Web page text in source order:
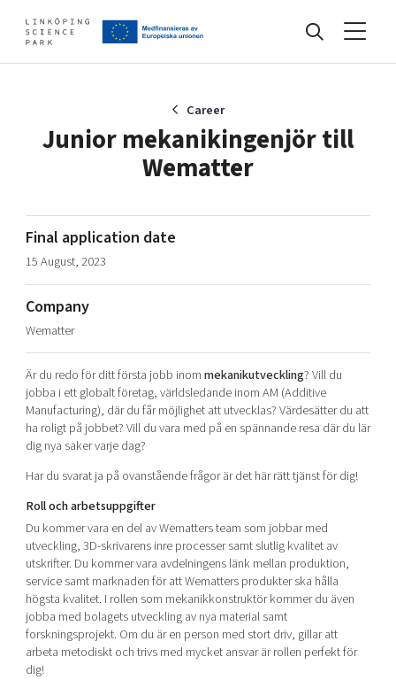
Find your network
Artificial intelligence
Cybersecurity
Internet of Things
Manufacturing industries
Global talent
Visual technologies
Shaping cities and regions
Bright East
East Sweden Tech Women
Reversed mentorship
Current offers and activities
Develop your company
Upgrade your skills & master new ones
Tech startups
Upscaling
Talent & skills
Startup & industry collaboration
Offers to boost your business
Funding opportunities
About
Our story, mission & vision
Our community of companies
Projects
Our clusters
Reach out to us
Locations
40 years anniversary
Today's lunch in Mjärdevi
Career
Junior mekanikingenjör till
Wematter
Final application date
15 August, 2023
Company
Wematter
Är du redo för ditt första jobb inommekanikutveckling? Vill du
jobba i ett globalt företag, världsledande inom AM (Additive
Manufacturing), där du får möjlighet att utvecklas? Värdesätter du att
ha roligt på jobbet? Vill du vara med på en spännande resa där du lär
dig nya saker varje dag?
Har du svarat ja på ovanstående frågor är det här rätt tjänst för dig!
Roll och arbetsuppgifter
Du kommer vara en del av Wematters team som jobbar med
utveckling, 3D-skrivarens inre processer samt slutlig kvalitet av
utskrifter. Du kommer vara avdelningens länk mellan produktion,
service samt marknaden för att Wematters produkter ska hålla
högsta kvalitet. I rollen som mekanikkonstruktör kommer du även
jobba med bolagets utveckling av nya material samt
forskningsprojekt. Om du är en person med stort driv, gillar att
arbeta metodiskt och trivs med mycket ansvar är rollen perfekt för
dig!